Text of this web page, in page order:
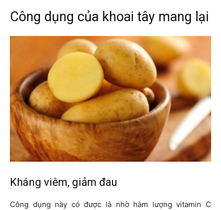
Công dụng của khoai tây mang lại
Kháng viêm, giảm đau
Công dụng này có được là nhờ hàm lượng vitamin C